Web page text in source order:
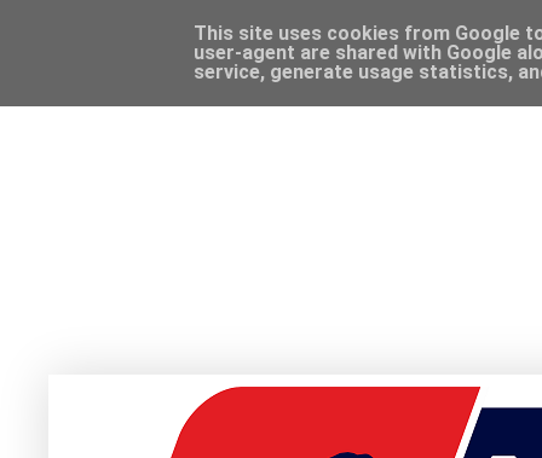
This site uses cookies from Google
user-agent are shared with Google
service, generate usage statistics,